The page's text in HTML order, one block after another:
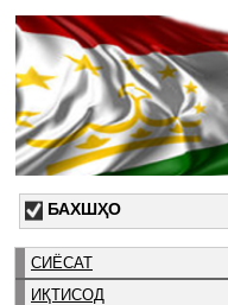
БАХШҲО
СИЁСАТ
ИҚТИСОД